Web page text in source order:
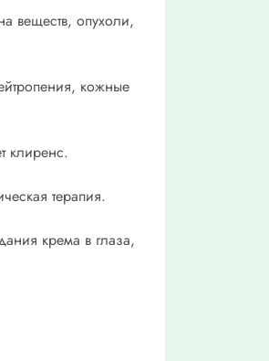
веществ, опухоли,
кожные
клиренс.
терапия.
крема в глаза,